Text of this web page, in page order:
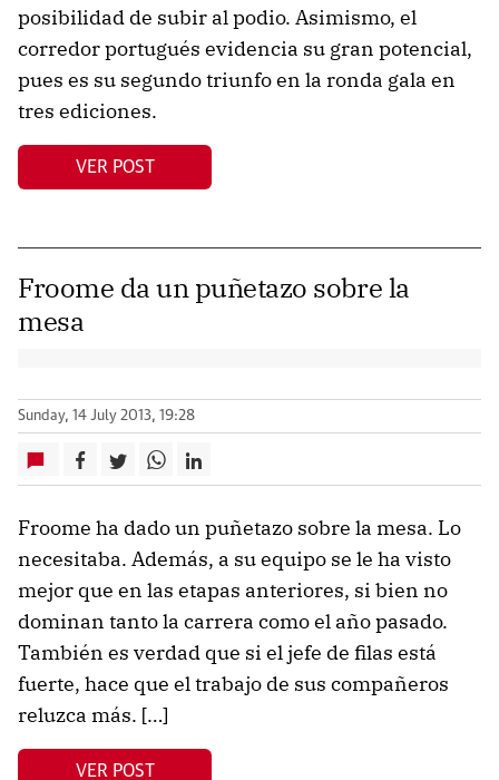
posibilidad de subir al podio. Asimismo, el
corredor portugués evidencia su gran potencial,
pues es su segundo triunfo en la ronda gala en
tres ediciones.
VER POST
Froome da un puñetazo sobre la
mesa
Sunday, 14 July 2013, 19:28
Froome ha dado un puñetazo sobre la mesa. Lo
necesitaba. Además, a su equipo se le ha visto
mejor que en las etapas anteriores, si bien no
dominan tanto la carrera como el año pasado.
También es verdad que si el jefe de filas está
fuerte, hace que el trabajo de sus compañeros
reluzca más. […]
VER POST